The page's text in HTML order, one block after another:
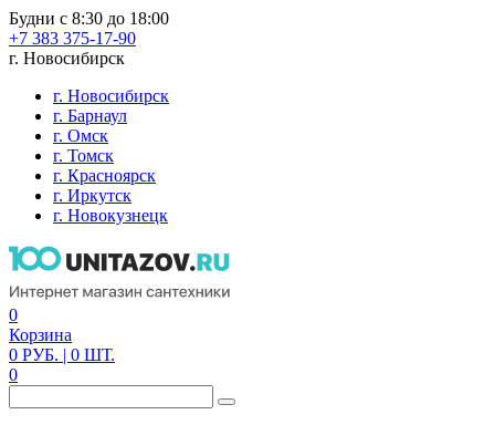
Будни с 8:30 до 18:00
+7 383 375-17-90
г. Новосибирск
г. Новосибирск
г. Барнаул
г. Омск
г. Томск
г. Красноярск
г. Иркутск
г. Новокузнецк
0
Корзина
0 РУБ. | 0 ШТ.
0